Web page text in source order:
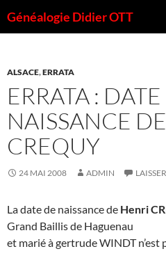
auGénéalogie Didier OTT
ALSACE,ERRATA
ERRATA :
NAISSANCE
CREQUY
24 MAI 2008 ADMIN
La date de naissance de Henri
Grand Baillis de Haguenau
et marié à gertrude WINDT n’est